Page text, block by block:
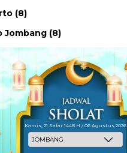
(8)
Jombang (8)
Kamis, 21 Safar 1448 H / 06 Agustus 2026